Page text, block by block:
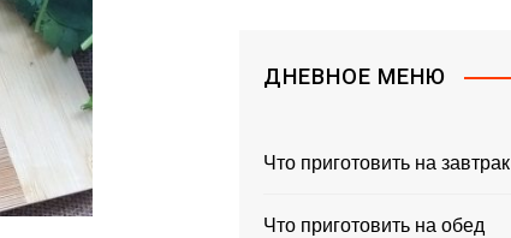
ДНЕВНОЕ МЕНЮ
Что приготовить на завтрак
Что приготовить на обед